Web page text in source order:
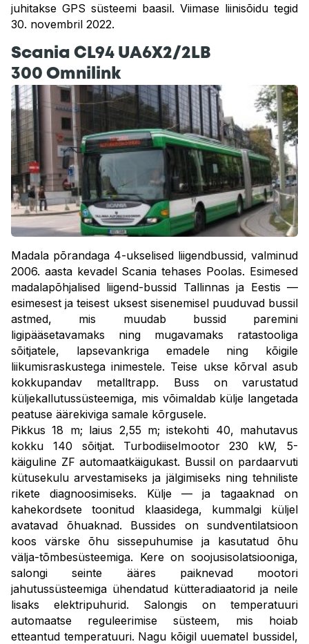
juhitakse GPS süsteemi baasil. Viimase liinisõidu tegid
30. novembril 2022.
Scania CL94 UA6X2/2LB
300 Omnilink
Madala põrandaga 4-ukselised liigendbussid, valminud
2006. aasta kevadel Scania tehases Poolas. Esimesed
madalapõhjalised liigend-bussid Tallinnas ja Eestis —
esimesest ja teisest uksest sisenemisel puuduvad bussil
astmed, mis muudab bussid paremini
ligipääsetavamaks ning mugavamaks ratastooliga
sõitjatele, lapsevankriga emadele ning kõigile
liikumisraskustega inimestele. Teise ukse kõrval asub
kokkupandav metalltrapp. Buss on varustatud
küljekallutussüsteemiga, mis võimaldab külje langetada
peatuse äärekiviga samale kõrgusele.
Pikkus 18 m; laius 2,55 m; istekohti 40, mahutavus
kokku 140 sõitjat. Turbodiiselmootor 230 kW, 5-
käiguline ZF automaatkäigukast. Bussil on pardaarvuti
kütusekulu arvestamiseks ja jälgimiseks ning tehniliste
rikete diagnoosimiseks. Külje — ja tagaaknad on
kahekordsete toonitud klaasidega, kummalgi küljel
avatavad õhuaknad. Bussides on sundventilatsioon
koos värske õhu sissepuhumise ja kasutatud õhu
välja-tõmbesüsteemiga. Kere on soojusisolatsiooniga,
salongi seinte ääres paiknevad mootori
jahutussüsteemiga ühendatud kütteradiaatorid ja neile
lisaks elektripuhurid. Salongis on temperatuuri
automaatse reguleerimise süsteem, mis hoiab
etteantud temperatuuri. Nagu kõigil uuematel bussidel,